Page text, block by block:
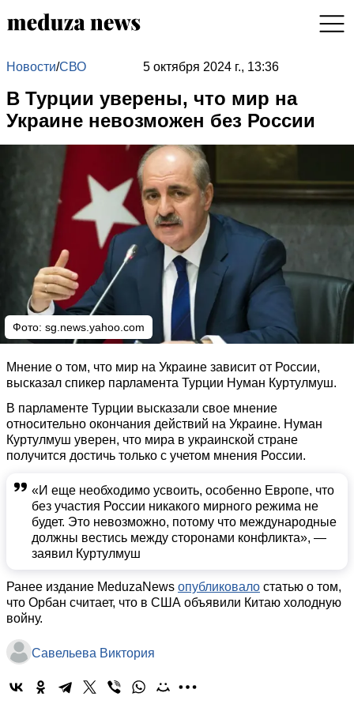
Новости/СВО 5 октября 2024 г., 13:36
В Турции уверены, что мир на
Украине невозможен без России
Фото: sg.news.yahoo.com
Мнение о том, что мир на Украине зависит от России,
высказал спикер парламента Турции Нуман Куртулмуш.
В парламенте Турции высказали свое мнение
относительно окончания действий на Украине. Нуман
Куртулмуш уверен, что мира в украинской стране
получится достичь только с учетом мнения России.
«И еще необходимо усвоить, особенно Европе, что
без участия России никакого мирного режима не
будет. Это невозможно, потому что международные
должны вестись между сторонами конфликта», —
заявил Куртулмуш
Ранее издание MeduzaNews опубликовало статью о том,
что Орбан считает, что в США объявили Китаю холодную
войну.
Савельева Виктория